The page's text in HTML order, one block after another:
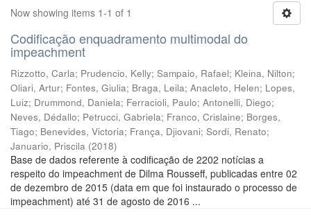
Now showing items 1-1 of 1
Codificação enquadramento multimodal do
impeachment
Rizzotto, Carla; Prudencio, Kelly; Sampaio, Rafael; Kleina, Nilton;
Oliari, Artur; Fontes, Giulia; Braga, Leila; Anacleto, Helen; Lopes,
Luiz; Drummond, Daniela; Ferracioli, Paulo; Antonelli, Diego;
Neves, Dédallo; Petrucci, Gabriela; Franco, Crislaine; Borges,
Tiago; Benevides, Victoria; França, Djiovani; Sordi, Renato;
Januario, Priscila (2018)
Base de dados referente à codificação de 2202 notícias a
respeito do impeachment de Dilma Rousseff, publicadas entre 02
de dezembro de 2015 (data em que foi instaurado o processo de
impeachment) até 31 de agosto de 2016 ...